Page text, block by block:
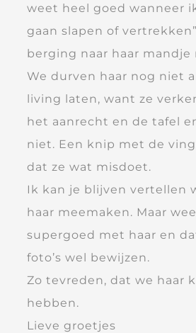
weet heel goed wanneer
gaan slapen of
berging naar haar mandje
We durven haar nog niet
living laten, want ze
het aanrecht en de tafel
niet. Een knip met de
dat ze wat misdoet.
Ik kan je blijven vertellen
haar meemaken. Maar
supergoed met haar en
foto’s wel bewijzen.
Zo tevreden, dat we haar
hebben.
Lieve groetjes